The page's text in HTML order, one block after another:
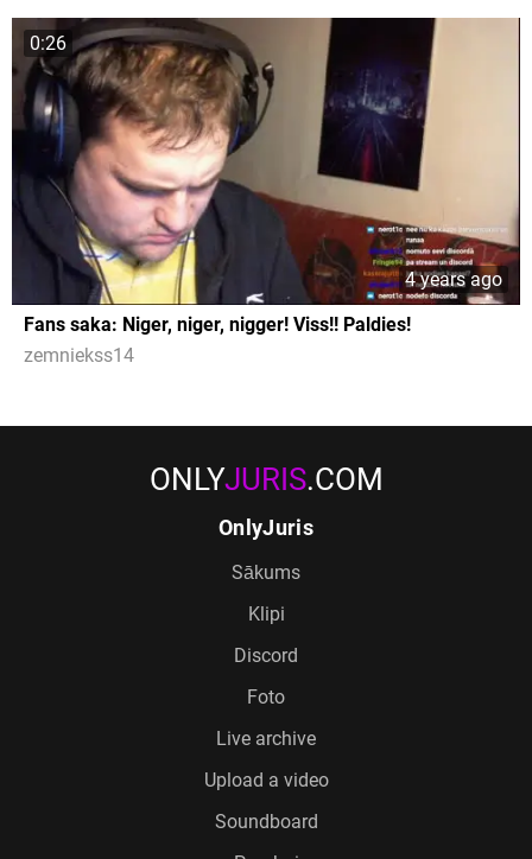
0:26
4 years ago
Fans saka: Niger, niger, nigger! Viss!! Paldies!
zemniekss14
ONLYJURIS.COM
OnlyJuris
Sākums
Klipi
Discord
Foto
Live archive
Upload a video
Soundboard